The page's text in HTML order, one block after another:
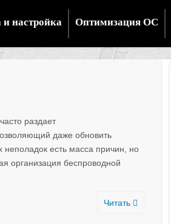
и настройка Оптимизация ОС
раздает
даже обновить
неполадок есть масса причин, но
организация беспроводной
Читать